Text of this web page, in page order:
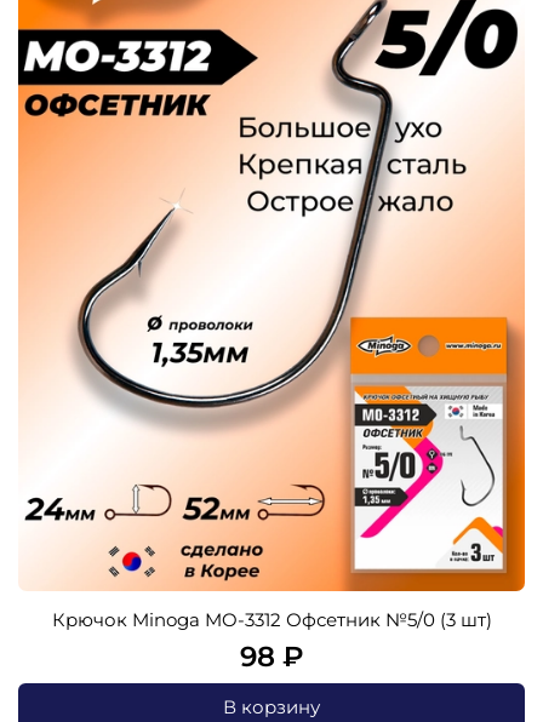
Крючок Minoga MO-3312 Офсетник №5/0 (3 шт)
98 ₽
В корзину